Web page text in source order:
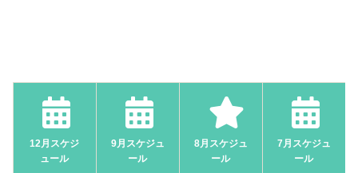
12月スケジ
ュール
9月スケジュ
ール
8月スケジュ
ール
7月スケジュ
ール